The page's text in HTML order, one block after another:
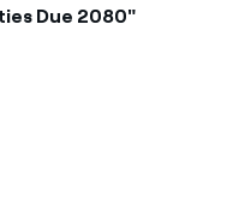
Due 2080"